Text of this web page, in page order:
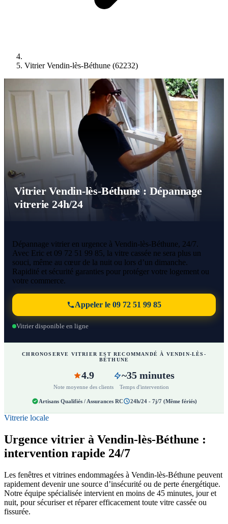
Vitrier Vendin-lès-Béthune (62232)
Vitrier Vendin-lès-Béthune : Dépannage
vitrerie 24h/24
Dépannage vitrier en urgence à Vendin-lès-Béthune, 24/7.
Avec Eric et 09 72 51 99 85, la vitre cassée ne sera plus un
souci, même au cœur de la nuit ou lors d’un dimanche.
Rapidité et sécurité garanties pour protéger votre logement ou
votre commerce.
Appeler le 09 72 51 99 85
Vitrier disponible en ligne
CHRONOSERVE VITRIER EST RECOMMANDÉ À VENDIN-LÈS-
BÉTHUNE
4.9
Note moyenne des clients
~35 minutes
Temps d'intervention
Artisans Qualifiés / Assurances RC 24h/24 - 7j/7 (Même fériés)
Vitrerie locale
Urgence vitrier à Vendin-lès-Béthune :
intervention rapide 24/7
Les fenêtres et vitrines endommagées à Vendin-lès-Béthune peuvent
rapidement devenir une source d’insécurité ou de perte énergétique.
Notre équipe spécialisée intervient en moins de 45 minutes, jour et
nuit, pour sécuriser et réparer efficacement toute vitre cassée ou
fissurée.